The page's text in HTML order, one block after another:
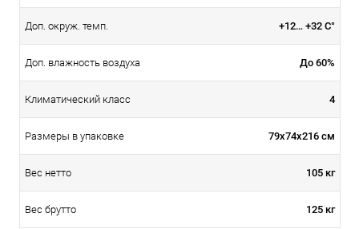
Доп. окруж. темп. +12… +32 С°
Доп. влажность воздуха До 60%
Климатический класс 4
Размеры в упаковке 79х74х216 см
Вес нетто 105 кг
Вес брутто 125 кг